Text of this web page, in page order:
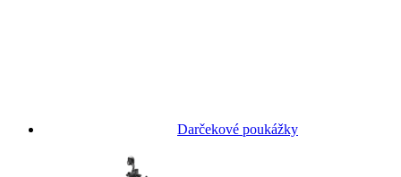
Darčekové poukážky